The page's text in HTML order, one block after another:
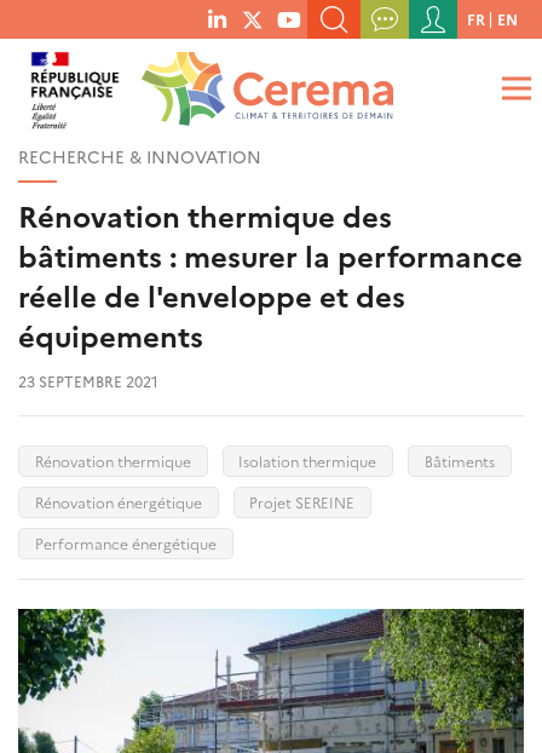
menu
social
links
RECHERCHER UN MOT-CLÉ, UNE PUBLICATION, ETC.
QUE RECHERCHEZ-VOUS ?
Menu
du
compte
de
FR EN
RECHERCHE & INNOVATION
Rénovation thermique des
bâtiments : mesurer la performance
réelle de l'enveloppe et des
équipements
23 SEPTEMBRE 2021
Rénovation thermique Isolation thermique
Bâtiments
Rénovation énergétique
Projet SEREINE
Performance énergétique